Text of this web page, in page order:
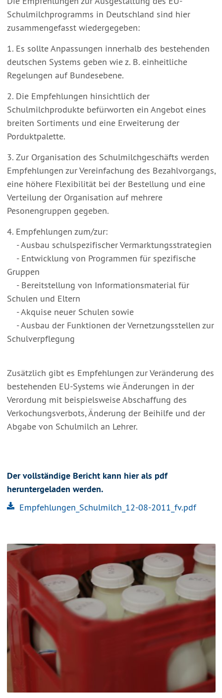
Schulmilchprogramms in Deutschland sind hier
zusammengefasst wiedergegeben:
1. Es sollte Anpassungen innerhalb des bestehenden
deutschen Systems geben wie z. B. einheitliche
Regelungen auf Bundesebene.
2. Die Empfehlungen hinsichtlich der
Schulmilchprodukte befürworten ein Angebot eines
breiten Sortiments und eine Erweiterung der
Porduktpalette.
3. Zur Organisation des Schulmilchgeschäfts werden
Empfehlungen zur Vereinfachung des Bezahlvorgangs,
eine höhere Flexibilität bei der Bestellung und eine
Verteilung der Organisation auf mehrere
Pesonengruppen gegeben.
4. Empfehlungen zum/zur:
- Ausbau schulspezifischer Vermarktungsstrategien
- Entwicklung von Programmen für spezifische
Gruppen
- Bereitstellung von Informationsmaterial für
Schulen und Eltern
- Akquise neuer Schulen sowie
- Ausbau der Funktionen der Vernetzungsstellen zur
Schulverpflegung
Zusätzlich gibt es Empfehlungen zur Veränderung des
bestehenden EU-Systems wie Änderungen in der
Verordung mit beispielsweise Abschaffung des
Verkochungsverbots, Änderung der Beihilfe und der
Abgabe von Schulmilch an Lehrer.
Der vollständige Bericht kann hier als pdf
heruntergeladen werden.
Empfehlungen_Schulmilch_12-08-2011_fv.pdf